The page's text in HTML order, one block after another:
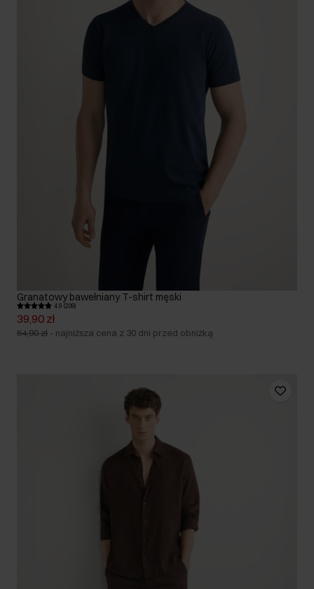
Granatowy bawełniany T-shirt męski
4.9 (209)
39,90 zł
54,90 zł - najniższa cena z 30 dni przed obniżką